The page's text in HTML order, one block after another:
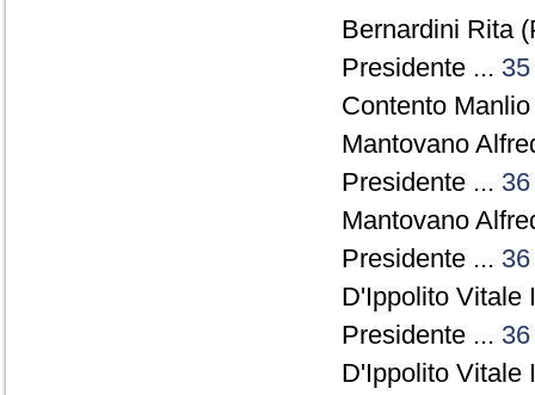
Bernardini Rita
Presidente ... 35
Contento
Mantovano
Presidente ... 36
Mantovano
Presidente ... 36
D'Ippolito Vitale
Presidente ... 36
D'Ippolito Vitale